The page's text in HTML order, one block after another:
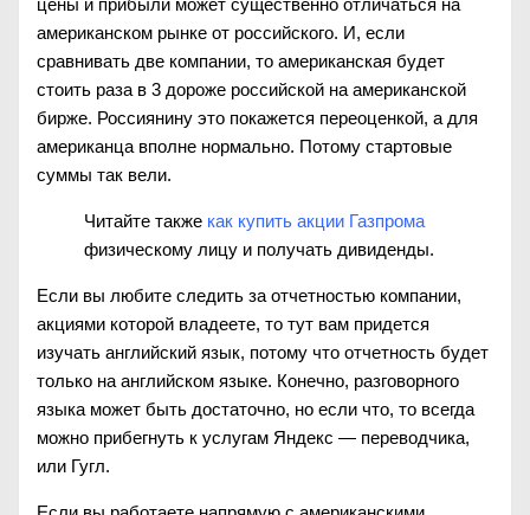
американском рынке от российского. И, если
сравнивать две компании, то американская будет
стоить раза в 3 дороже российской на американской
бирже. Россиянину это покажется переоценкой, а для
американца вполне нормально. Потому стартовые
суммы так вели.
Читайте также как купить акции Газпрома
физическому лицу и получать дивиденды.
Если вы любите следить за отчетностью компании,
акциями которой владеете, то тут вам придется
изучать английский язык, потому что отчетность будет
только на английском языке. Конечно, разговорного
языка может быть достаточно, но если что, то всегда
можно прибегнуть к услугам Яндекс — переводчика,
или Гугл.